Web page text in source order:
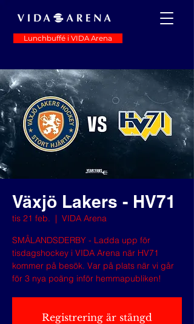
Lunchbuffé i VIDA Arena
Växjö Lakers - HV71
tis 21 feb.
  |
VIDA Arena
SMÅLANDSDERBY - Ladda upp för
tisdagshockey i VIDA Arena när HV71
kommer på besök. Var på plats när vi går
för 3 nya poäng inför hemmapubliken!
Registrering är stängd